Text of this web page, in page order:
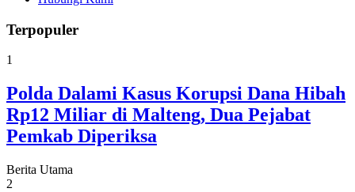
Terpopuler
1
Polda Dalami Kasus Korupsi Dana Hibah
Rp12 Miliar di Malteng, Dua Pejabat
Pemkab Diperiksa
Berita Utama
2